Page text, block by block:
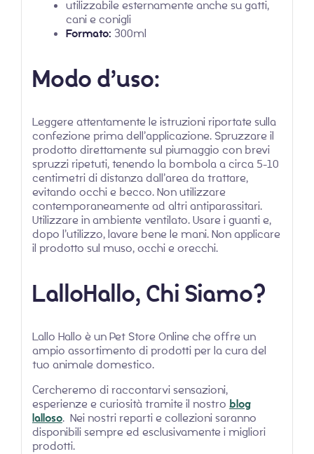
utilizzabile esternamente anche su gatti,
cani e conigli
Formato: 300ml
Modo d’uso:
Leggere attentamente le istruzioni riportate sulla
confezione prima dell’applicazione. Spruzzare il
prodotto direttamente sul piumaggio con brevi
spruzzi ripetuti, tenendo la bombola a circa 5-10
centimetri di distanza dall’area da trattare,
evitando occhi e becco. Non utilizzare
contemporaneamente ad altri antiparassitari.
Utilizzare in ambiente ventilato. Usare i guanti e,
dopo l’utilizzo, lavare bene le mani. Non applicare
il prodotto sul muso, occhi e orecchi.
LalloHallo, Chi Siamo?
Lallo Hallo è un Pet Store Online che offre un
ampio assortimento di prodotti per la cura del
tuo animale domestico.
Cercheremo di raccontarvi sensazioni,
esperienze e curiosità tramite il nostro blog
lalloso. Nei nostri reparti e collezioni saranno
disponibili sempre ed esclusivamente i migliori
prodotti.